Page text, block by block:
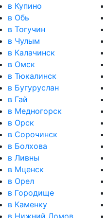
в Купино
в Обь
в Тогучин
в Чулым
в Калачинск
в Омск
в Тюкалинск
в Бугуруслан
в Гай
в Медногорск
в Орск
в Сорочинск
в Болхова
в Ливны
в Мценск
в Орел
в Городище
в Каменку